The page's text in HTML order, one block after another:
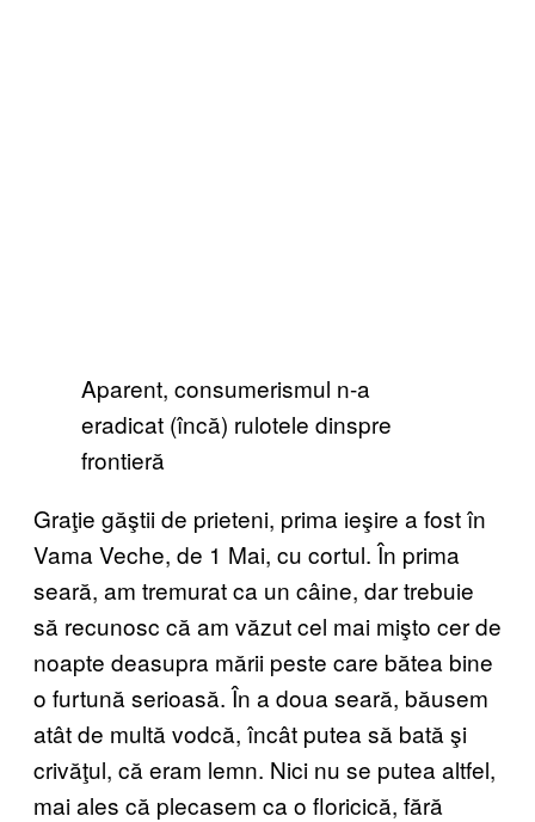
Aparent, consumerismul n-a
eradicat (încă) rulotele dinspre
frontieră
Graţie găştii de prieteni, prima ieşire a fost în
Vama Veche, de 1 Mai, cu cortul. În prima
seară, am tremurat ca un câine, dar trebuie
să recunosc că am văzut cel mai mişto cer de
noapte deasupra mării peste care bătea bine
o furtună serioasă. În a doua seară, băusem
atât de multă vodcă, încât putea să bată şi
crivăţul, că eram lemn. Nici nu se putea altfel,
mai ales că plecasem ca o floricică, fără